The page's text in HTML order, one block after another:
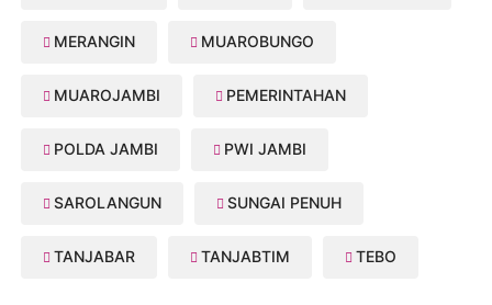
MERANGIN MUAROBUNGO
MUAROJAMBI PEMERINTAHAN
POLDA JAMBI PWI JAMBI
SAROLANGUN SUNGAI PENUH
TANJABAR TANJABTIM TEBO